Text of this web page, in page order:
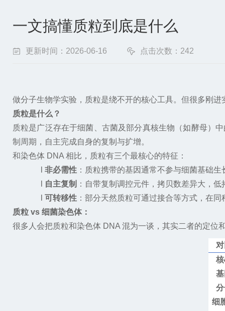
一文搞懂质粒到底是什么
更新时间：2026-06-16 点击次数：242
做分子生物学实验，质粒是绕不开的核心工具。但很多刚
质粒是什么？
质粒是广泛存在于细菌、古菌及部分真核生物（如酵母）
制周期，自主完成自身的复制与扩增。
和染色体 DNA 相比，质粒有三个最核心的特征：
非必需性 ：质粒携带的基因通常不参与细菌基础
自主复制 ：自带复制调控元件，拷贝数差异大，
可转移性 ：部分天然质粒可通过接合等方式，在
质粒 vs 细菌染色体：
很多人会把质粒和染色体 DNA 混为一谈，其实二者的定位
细